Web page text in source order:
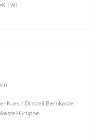
WL
Kues / Ortsteil Bernkastel
Gruppe